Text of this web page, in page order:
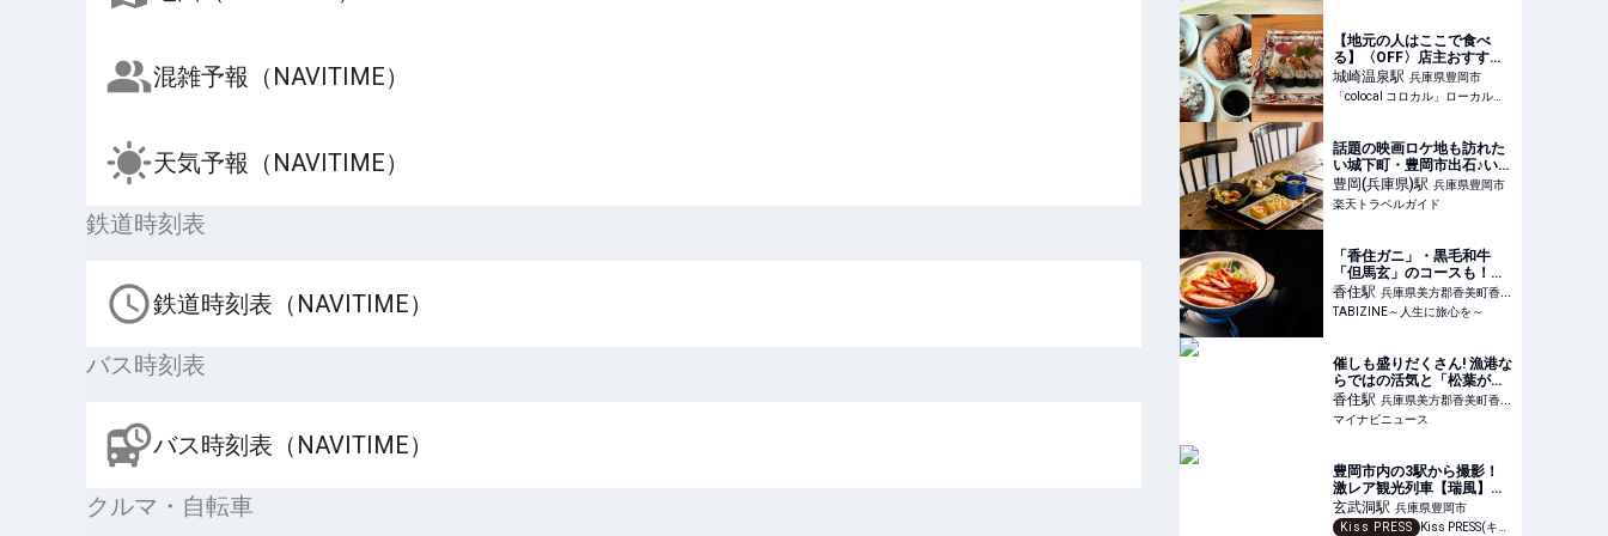
混雑予報（NAVITIME）
天気予報（NAVITIME）
鉄道時刻表
鉄道時刻表（NAVITIME）
バス時刻表
バス時刻表（NAVITIME）
クルマ・自転車
【地元の人はここで食べ
る】〈OFF〉店主おすす
め。城崎温泉で立ち寄りた
い名店2選 | 「colocal コロ
城崎温泉駅 兵庫県豊岡市
「colocal コロカル」ローカルを学ぶ・暮らす・旅する
話題の映画ロケ地も訪れた
い城下町・豊岡市出石♪いな
り寿司がおいしい古民家カ
フェ「寿賀蔵商店」へ 【楽
天トラベル】
豊岡(兵庫県)駅 兵庫県豊岡市
楽天トラベルガイド
「香住ガニ」・黒毛和牛
「但馬玄」のコースも！兵
庫県「さだ助別邸ICHIJO」
2026春の予約スタート |
TABIZINE～人生に旅心を
香住駅 兵庫県美方郡香美町香住
区
TABIZINE～人生に旅心を～
催しも盛りだくさん! 漁港な
らではの活気と「松葉が
に」を堪能できる兵庫県香
美町のお祭り、ふるさと納
税返礼品とは?
香住駅 兵庫県美方郡香美町香住
区
マイナビニュース
豊岡市内の3駅から撮影！
激レア観光列車【瑞風】の
フォトスポットを紹介
玄武洞駅 兵庫県豊岡市
Kiss PRESS
Kiss PRESS(キッスプレス) | 街を、もっと楽しもう